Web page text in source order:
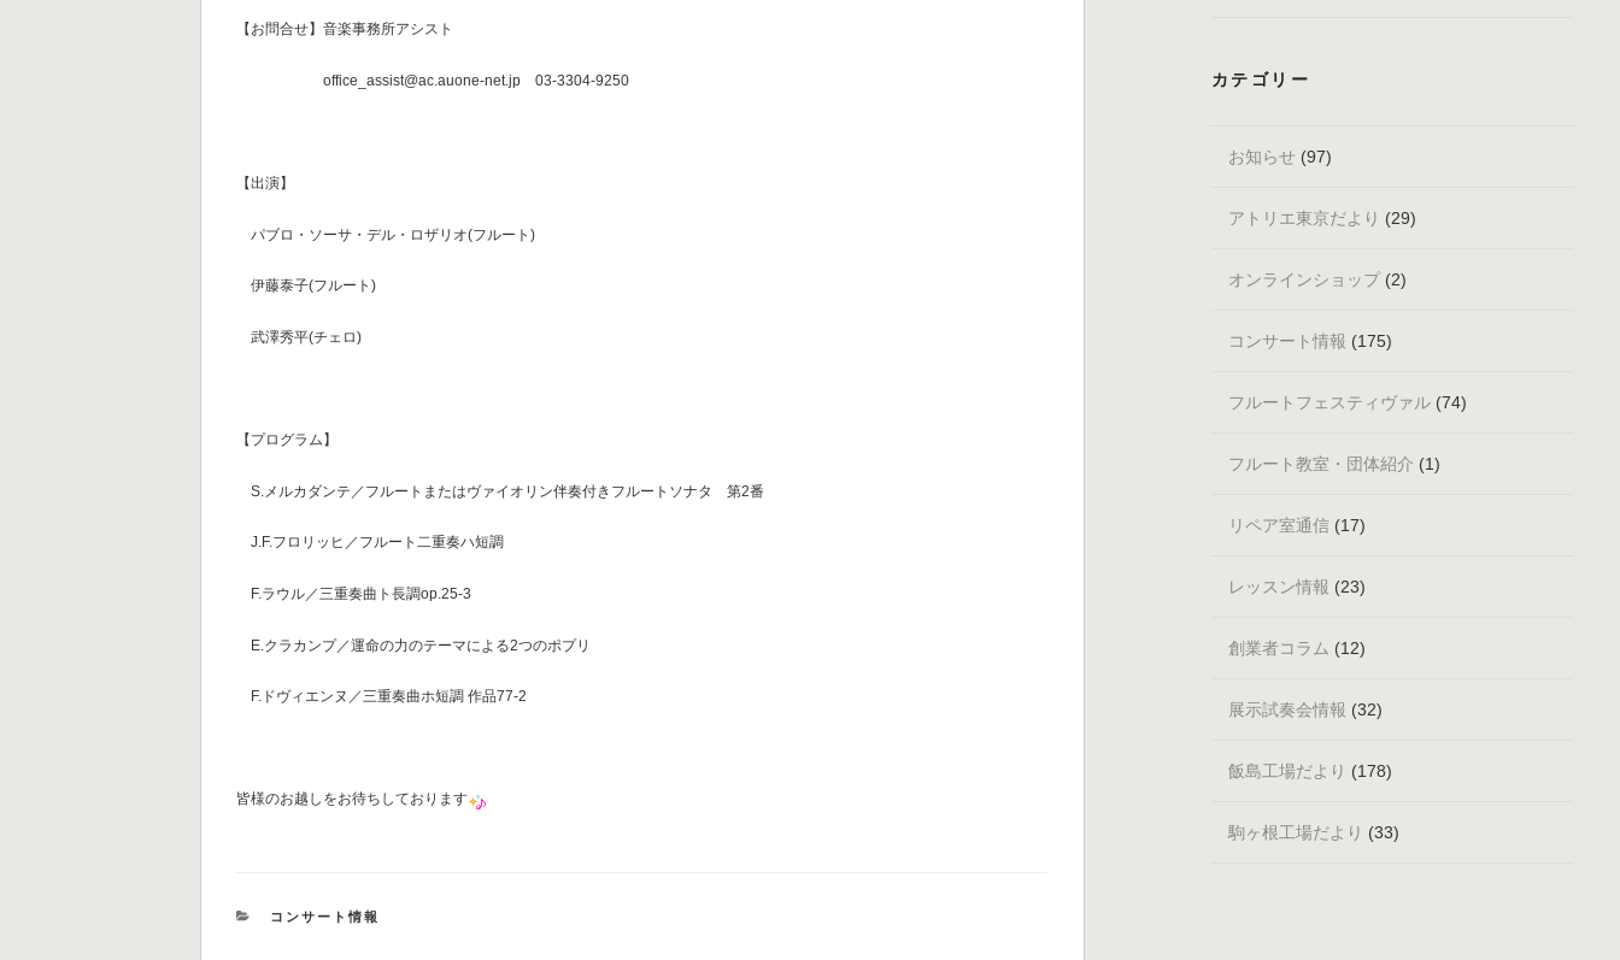
【お問合せ】音楽事務所アシスト
office_assist@ac.auone-net.jp 03-3304-9250
【出演】
パブロ・ソーサ・デル・ロザリオ(フルート)
伊藤泰子(フルート)
武澤秀平(チェロ)
【プログラム】
S.メルカダンテ／フルートまたはヴァイオリン伴奏付きフルートソナタ 第2番
J.F.フロリッヒ／フルート二重奏ハ短調
F.ラウル／三重奏曲ト長調op.25-3
E.クラカンプ／運命の力のテーマによる2つのポプリ
F.ドヴィエンヌ／三重奏曲ホ短調 作品77-2
皆様のお越しをお待ちしております
カ
コンサート情報
カテゴリー
お知らせ (97)
アトリエ東京だより (29)
オンラインショップ(2)
コンサート情報 (175)
フルートフェスティヴァル(74)
フルート教室・団体紹介 (1)
リペア室通信(17)
レッスン情報 (23)
創業者コラム (12)
展示試奏会情報 (32)
飯島工場だより (178)
駒ヶ根工場だより (33)